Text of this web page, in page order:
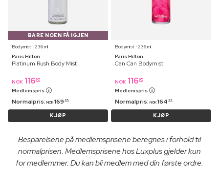
BARE NOEN FÅ IGJEN
Bodymist ⋅ 236 ml
Paris Hilton
Platinum Rush Body Mist
NOK 11695
Medlemspris
Normalpris: NOK 169 95
KJØP
Bodymist ⋅ 236 ml
Paris Hilton
Can Can Bodymist
NOK 11695
Medlemspris
Normalpris: NOK 164 95
KJØP
Besparelsene på medlemsprisene beregnes i forhold til
normalprisen. Medlemsprisene hos Luxplus gjelder kun
for medlemmer. Du kan bli medlem med din første ordre.